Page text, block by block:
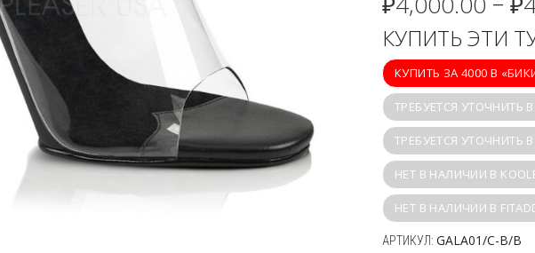
–
КУПИТЬ ЭТИ
КУПИТЬ ЗА 4000 В
ТРЕБУЕТСЯ УТОЧНИТЬ
ТРЕБУЕТСЯ УТОЧНИТЬ
НЕТ В НАЛИЧИИ В
НЕТ В НАЛИЧИИ В
АРТИКУЛ: GALA01/C-B/B